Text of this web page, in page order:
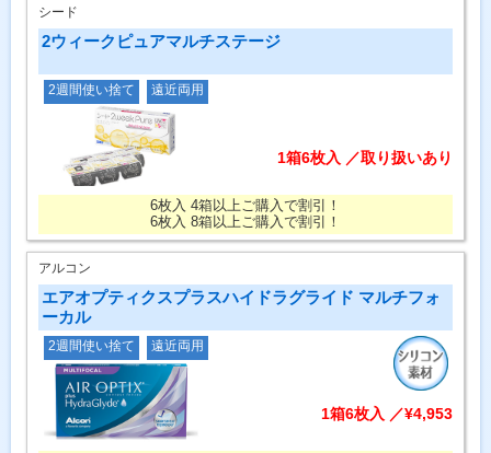
シード
2ウィークピュアマルチステージ
2週間使い捨て 遠近両用
1箱6枚入 ／取り扱いあり
6枚入 4箱以上ご購入で割引！
6枚入 8箱以上ご購入で割引！
アルコン
エアオプティクスプラスハイドラグライド マルチフォ
ーカル
2週間使い捨て 遠近両用
1箱6枚入 ／¥4,953